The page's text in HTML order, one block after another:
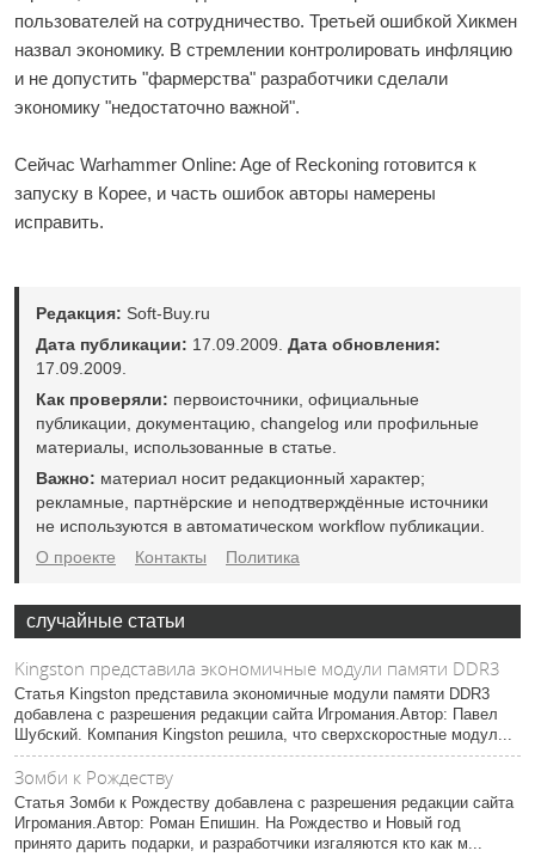
пользователей на сотрудничество. Третьей ошибкой Хикмен
назвал экономику. В стремлении контролировать инфляцию
и не допустить "фармерства" разработчики сделали
экономику "недостаточно важной".
Сейчас Warhammer Online: Age of Reckoning готовится к
запуску в Корее, и часть ошибок авторы намерены
исправить.
Редакция: Soft-Buy.ru
Дата публикации: 17.09.2009. Дата обновления:
17.09.2009.
Как проверяли: первоисточники, официальные
публикации, документацию, changelog или профильные
материалы, использованные в статье.
Важно: материал носит редакционный характер;
рекламные, партнёрские и неподтверждённые источники
не используются в автоматическом workflow публикации.
О проекте
Контакты Политика
случайные статьи
Kingston представила экономичные модули памяти DDR3
Статья Kingston представила экономичные модули памяти DDR3
добавлена с разрешения редакции сайта Игромания.Автор: Павел
Шубский. Компания Kingston решила, что сверхскоростные модул...
Зомби к Рождеству
Статья Зомби к Рождеству добавлена с разрешения редакции сайта
Игромания.Автор: Роман Епишин. На Рождество и Новый год
принято дарить подарки, и разработчики изгаляются кто как м...